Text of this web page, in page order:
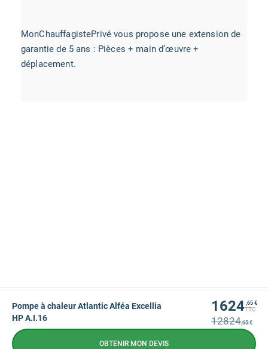
MonChauffagistePrivé vous propose une extension de
garantie de 5 ans : Pièces + main d’œuvre +
déplacement.
Pompe à chaleur Atlantic Alféa Excellia
HP A.I.16
1624 ,65 €
TTC
12824,65 €
OBTENIR MON DEVIS